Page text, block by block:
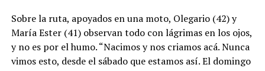
Sobre la ruta, apoyados en una moto, Olegario (42) y
María Ester (41) observan todo con lágrimas en los ojos,
y no es por el humo. “Nacimos y nos criamos acá. Nunca
vimos esto, desde el sábado que estamos así. El domingo